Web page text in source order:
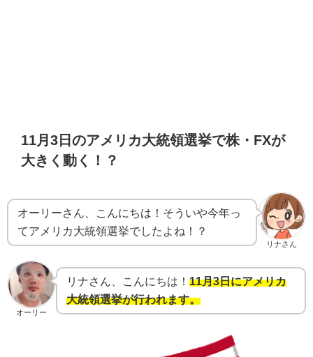
11月3日のアメリカ大統領選挙で株・FXが
大きく動く！？
リナさん
オーリーさん、こんにちは！そういや今年っ
てアメリカ大統領選挙でしたよね！？
オーリー
リナさん、こんにちは！ 11月3日にアメリカ
大統領選挙が行われます。